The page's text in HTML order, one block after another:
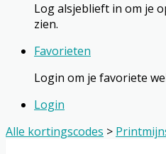
Log alsjeblieft in om je
zien.
Favorieten
Login om je favoriete
Login
Alle kortingscodes >